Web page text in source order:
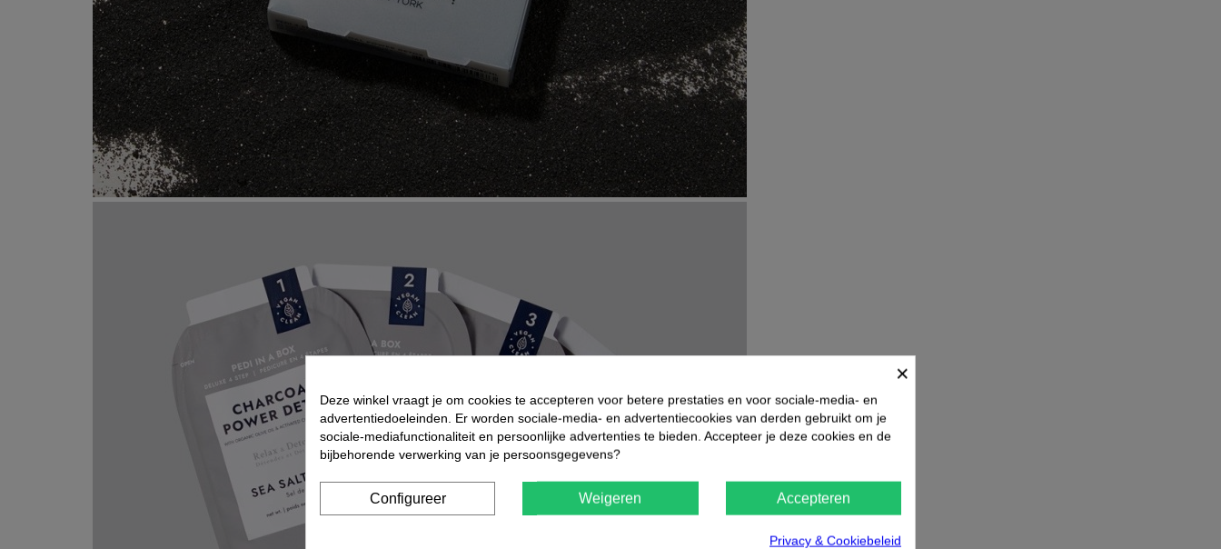
×
Deze winkel vraagt je om cookies te accepteren voor betere prestaties en voor sociale-media- en
advertentiedoeleinden. Er worden sociale-media- en advertentiecookies van derden gebruikt om je
sociale-mediafunctionaliteit en persoonlijke advertenties te bieden. Accepteer je deze cookies en de
bijbehorende verwerking van je persoonsgegevens?
Configureer Weigeren Accepteren
Privacy & Cookiebeleid